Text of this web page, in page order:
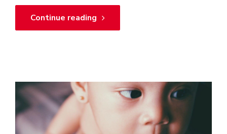
Continue reading